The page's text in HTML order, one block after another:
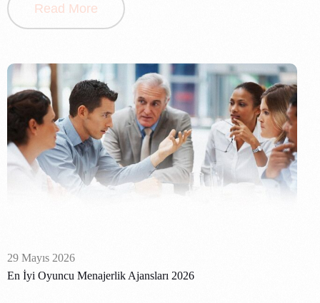
Read More
29 Mayıs 2026
En İyi Oyuncu Menajerlik Ajansları 2026